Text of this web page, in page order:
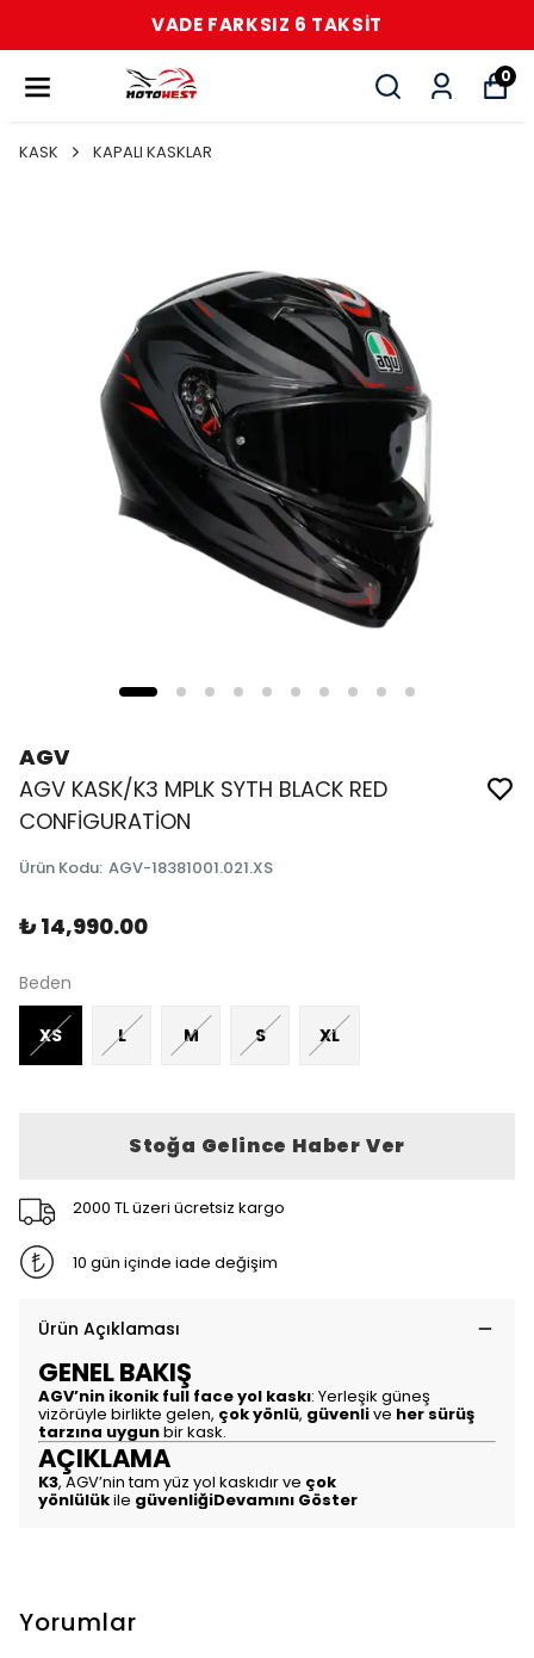
VADE FARKSIZ 6 TAKSİT
0
KASK KAPALI KASKLAR
AGV
AGV KASK/K3 MPLK SYTH BLACK RED
CONFİGURATİON
Ürün Kodu: AGV-18381001.021.XS
₺ 14,990.00
Beden
XS L M S XL
Stoğa Gelince Haber Ver
2000 TL üzeri ücretsiz kargo
10 gün içinde iade değişim
Ürün Açıklaması
GENEL BAKIŞ
AGV’nin ikonik full face yol kaskı: Yerleşik güneş
vizörüyle birlikte gelen, çok yönlü, güvenlive her sürüş
tarzına uygunbir kask.
AÇIKLAMA
K3, AGV’nin tam yüz yol kaskıdır ve çok
yönlülükile güvenliğiDevamını Göster
Yorumlar